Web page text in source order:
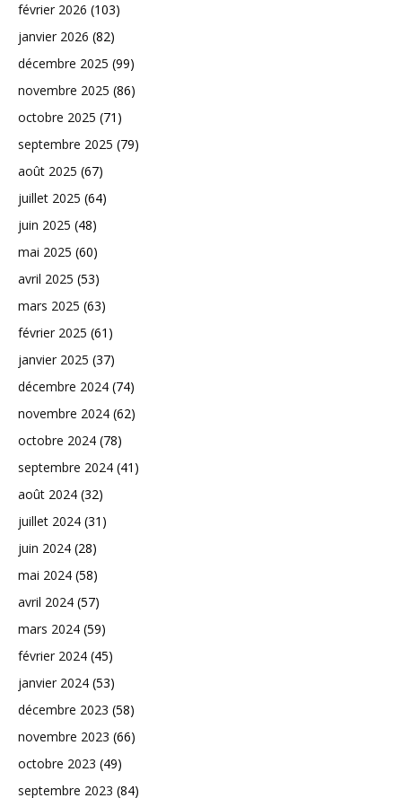
février 2026 (103)
janvier 2026 (82)
décembre 2025 (99)
novembre 2025 (86)
octobre 2025 (71)
septembre 2025 (79)
août 2025 (67)
juillet 2025 (64)
juin 2025 (48)
mai 2025 (60)
avril 2025 (53)
mars 2025 (63)
février 2025 (61)
janvier 2025 (37)
décembre 2024 (74)
novembre 2024 (62)
octobre 2024 (78)
septembre 2024 (41)
août 2024 (32)
juillet 2024 (31)
juin 2024 (28)
mai 2024 (58)
avril 2024 (57)
mars 2024 (59)
février 2024 (45)
janvier 2024 (53)
décembre 2023 (58)
novembre 2023 (66)
octobre 2023 (49)
septembre 2023 (84)